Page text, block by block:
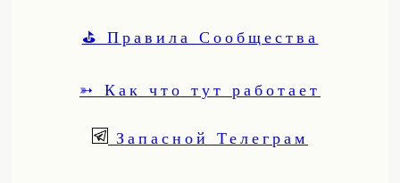
⛳ Правила Сообщества
➳ Как что тут работает
Запасной Телеграм